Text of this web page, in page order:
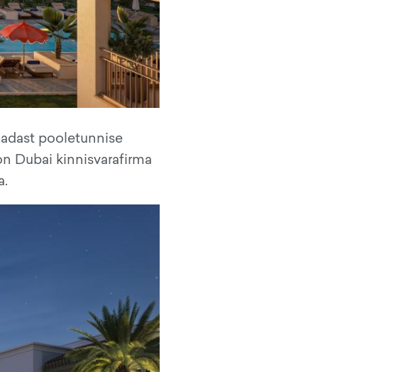
pooletunnise
Dubai kinnisvarafirma